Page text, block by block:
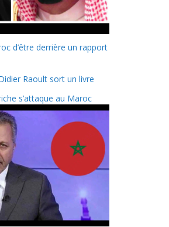
d’être derrière un rapport
Raoult sort un livre
s’attaque au Maroc